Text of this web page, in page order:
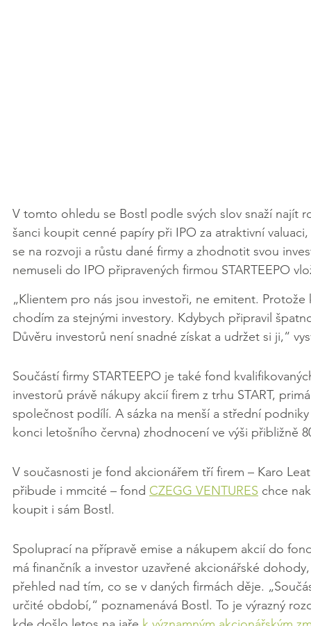
V tomto ohledu se Bostl podle svých slov snaží najít
šanci koupit cenné papíry při IPO za atraktivní
se na rozvoji a růstu dané firmy a zhodnotit svou
nemuseli do IPO připravených firmou STARTEEPO
„Klientem pro nás jsou investoři, ne emitent.
chodím za stejnými investory. Kdybych připravil
Důvěru investorů není snadné získat a udržet si ji,“
Součástí firmy STARTEEPO je také fond
investorů právě nákupy akcií firem z trhu START,
společnost podílí. A sázka na menší a střední
konci letošního června) zhodnocení ve výši přibližně
V současnosti je fond akcionářem tří firem – Karo
přibude i mmcité – fond CZEGG VENTURES chce
koupit i sám Bostl.
Spoluprací na přípravě emise a nákupem akcií do
má finančník a investor uzavřené akcionářské
přehled nad tím, co se v daných firmách děje.
určité období,“ poznamenává Bostl. To je výrazný